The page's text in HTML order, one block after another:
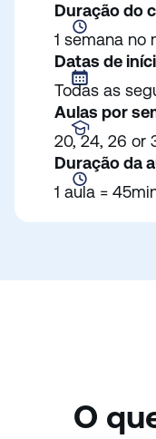
Duração do
1 semana no
Datas de
Todas as
Aulas por
20, 24, 26 or
Duração da
1 aula =
O